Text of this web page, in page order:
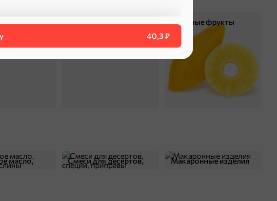
Поделиться
40,3 ₽
Сушеные фрукты
масло,
Смеси для десертов,
специи, приправы
Макаронные изделия